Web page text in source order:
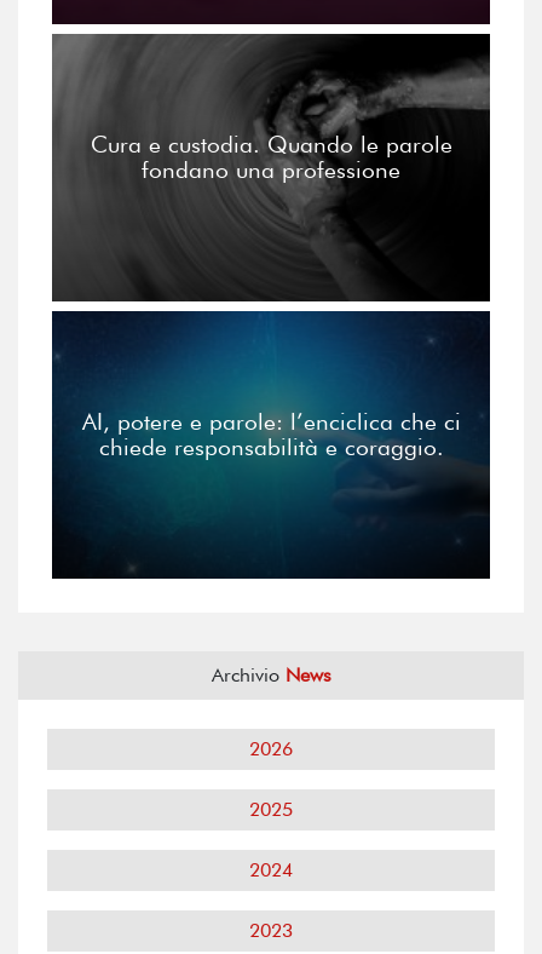
Cura e custodia. Quando le parole
fondano una professione
AI, potere e parole: l’enciclica che ci
chiede responsabilità e coraggio.
Archivio News
2026
2025
2024
2023